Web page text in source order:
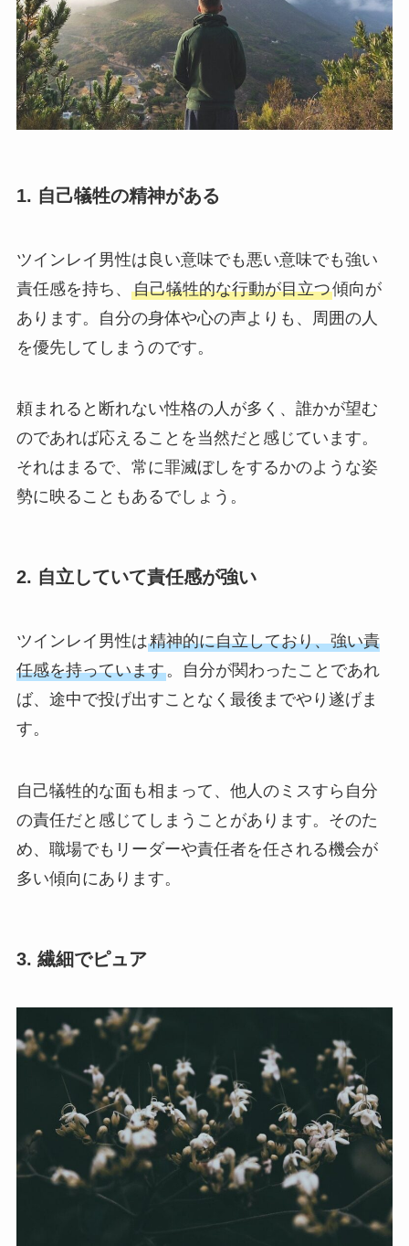
1. 自己犠牲の精神がある
ツインレイ男性は良い意味でも悪い意味でも強い
責任感を持ち、 自己犠牲的な行動が目立つ傾向が
あります。自分の身体や心の声よりも、周囲の人
を優先してしまうのです。
頼まれると断れない性格の人が多く、誰かが望む
のであれば応えることを当然だと感じています。
それはまるで、常に罪滅ぼしをするかのような姿
勢に映ることもあるでしょう。
2. 自立していて責任感が強い
ツインレイ男性は精神的に自立しており、強い責
任感を持っています。自分が関わったことであれ
ば、途中で投げ出すことなく最後までやり遂げま
す。
自己犠牲的な面も相まって、他人のミスすら自分
の責任だと感じてしまうことがあります。そのた
め、職場でもリーダーや責任者を任される機会が
多い傾向にあります。
3. 繊細でピュア